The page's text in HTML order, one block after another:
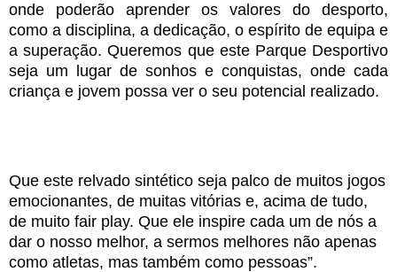
onde poderão aprender os valores do desporto,
como a disciplina, a dedicação, o espírito de equipa e
a superação. Queremos que este Parque Desportivo
seja um lugar de sonhos e conquistas, onde cada
criança e jovem possa ver o seu potencial realizado.
Que este relvado sintético seja palco de muitos jogos
emocionantes, de muitas vitórias e, acima de tudo,
de muito fair play. Que ele inspire cada um de nós a
dar o nosso melhor, a sermos melhores não apenas
como atletas, mas também como pessoas”.